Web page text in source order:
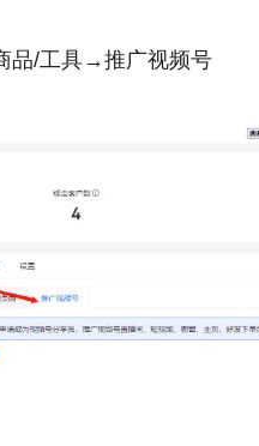
品/工具→推广视频号